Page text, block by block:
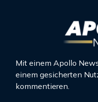
Mit einem Apollo
einem gesicherten
kommentieren.